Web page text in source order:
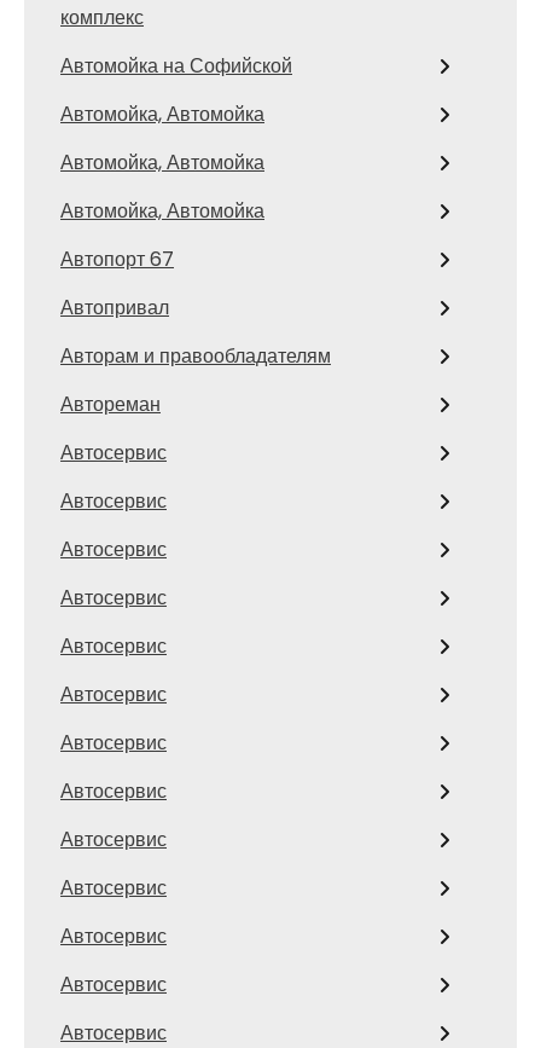
комплекс
Автомойка на Софийской
Автомойка, Автомойка
Автомойка, Автомойка
Автомойка, Автомойка
Автопорт 67
Автопривал
Авторам и правообладателям
Автореман
Автосервис
Автосервис
Автосервис
Автосервис
Автосервис
Автосервис
Автосервис
Автосервис
Автосервис
Автосервис
Автосервис
Автосервис
Автосервис